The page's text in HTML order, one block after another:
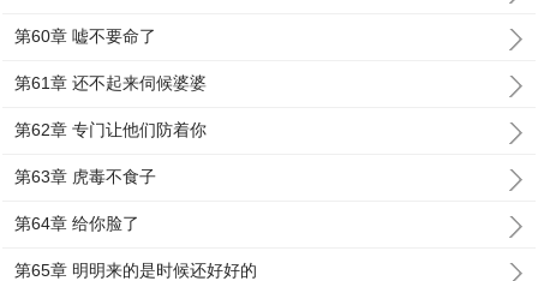
第60章 嘘不要命了
第61章 还不起来伺候婆婆
第62章 专门让他们防着你
第63章 虎毒不食子
第64章 给你脸了
第65章 明明来的是时候还好好的